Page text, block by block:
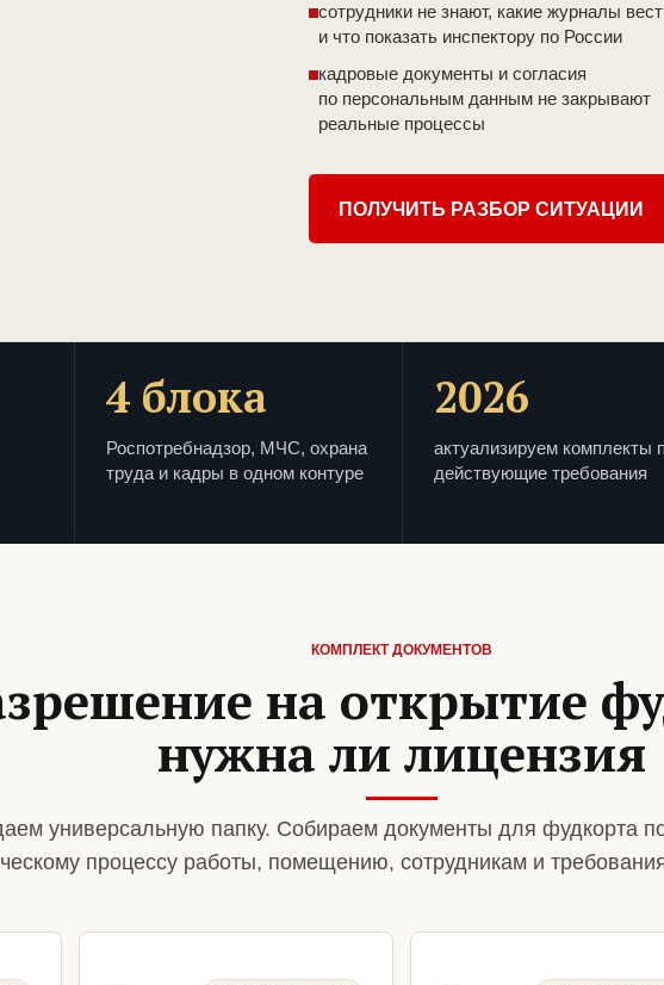
сотрудники не знают, какие журналы
и что показать инспектору по России
кадровые документы и согласия
по персональным данным не закрывают
реальные процессы
ПОЛУЧИТЬ РАЗБОР СИТУАЦИИ
4 блока
Роспотребнадзор, МЧС, охрана
труда и кадры в одном контуре
2026
актуализируем комплекты
действующие требования
КОМПЛЕКТ ДОКУМЕНТОВ
на открытие
нужна ли лицензия
универсальную папку. Собираем документы для фудкорта
процессу работы, помещению, сотрудникам и